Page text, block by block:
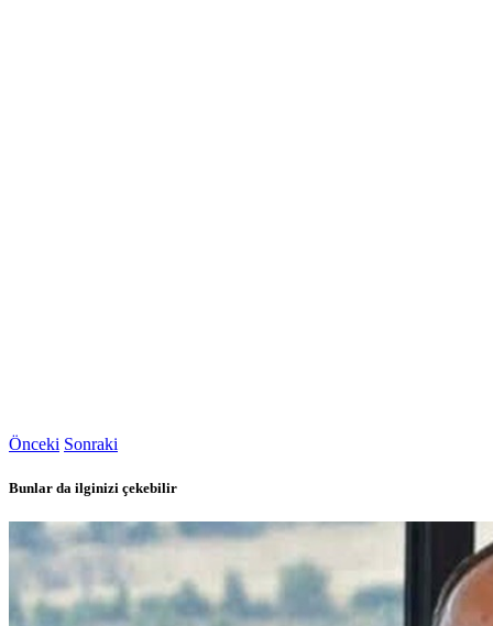
Önceki Sonraki
Bunlar da ilginizi çekebilir